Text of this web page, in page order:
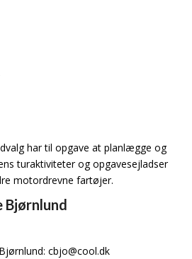
har til opgave at planlægge og
turaktiviteter og opgavesejladser
motordrevne fartøjer.
Bjørnlund
cbjo@cool.dk